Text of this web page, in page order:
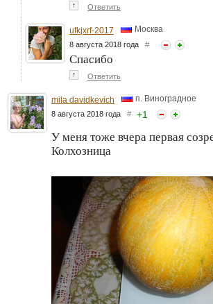
↑ Ответить
ufkjxrf-2017 Москва
8 августа 2018 года #
Спасибо
↑ Ответить
mila davidkevich п. Виноградное
8 августа 2018 года # +1
У меня тоже вчера первая
Колхозница